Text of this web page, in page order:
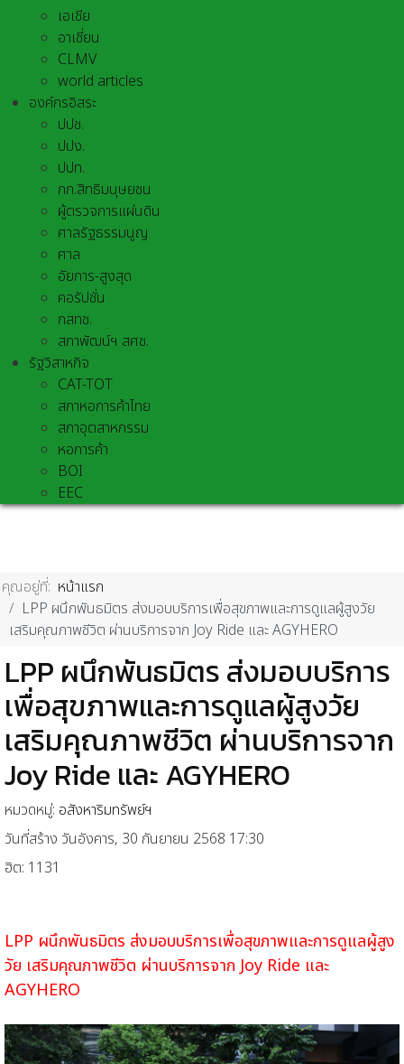
เอเชีย
อาเชี่ยน
CLMV
world articles
องค์กรอิสระ
ปปช.
ปปง.
ปปท.
กก.สิทธิมนุษยชน
ผู้ตรวจการแผ่นดิน
ศาลรัฐธรรมนูญ
ศาล
อัยการ-สูงสุด
คอรัปชั่น
กสทช.
สภาพัฒน์ฯ สศช.
รัฐวิสาหกิจ
CAT-TOT
สภาหอการค้าไทย
สภาอุตสาหกรรม
หอการค้า
BOI
EEC
คุณอยู่ที่: หน้าแรก
LPP ผนึกพันธมิตร ส่งมอบบริการเพื่อสุขภาพและการดูแลผู้สูงวัย
เสริมคุณภาพชีวิต ผ่านบริการจาก Joy Ride และ AGYHERO
LPP ผนึกพันธมิตร ส่งมอบบริการ
เพื่อสุขภาพและการดูแลผู้สูงวัย
เสริมคุณภาพชีวิต ผ่านบริการจาก
Joy Ride และ AGYHERO
หมวดหมู่: อสังหาริมทรัพย์ฯ
วันที่สร้าง วันอังคาร, 30 กันยายน 2568 17:30
ฮิต: 1131
LPP ผนึกพันธมิตร ส่งมอบบริการเพื่อสุขภาพและการดูแลผู้สูง
วัย เสริมคุณภาพชีวิต ผ่านบริการจาก Joy Ride และ
AGYHERO